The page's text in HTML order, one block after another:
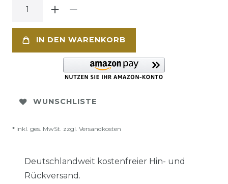
IN DEN WARENKORB
WUNSCHLISTE
* inkl. ges. MwSt. zzgl. Versandkosten
Deutschlandweit kostenfreier Hin- und
Rückversand.